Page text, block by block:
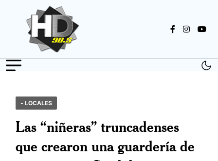
- LOCALES
Las “niñeras” truncadenses
que crearon una guardería de